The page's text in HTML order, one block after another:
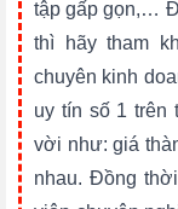
tập gấp gọn,…
thì hãy tham
chuyên kinh
uy tín số 1 trên
vời như: giá
nhau. Đồng